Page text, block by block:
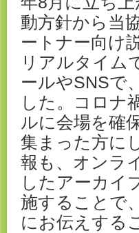
動方針から当
ートナー向け
リアルタイム
ールやSNSで
した。コロナ
ルに会場を確
集まった方に
報も、オンラ
したアーカイ
施することで
にお伝えする